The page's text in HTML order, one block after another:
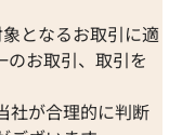
参考買取価格
297,000円
となるお取引に適
のお取引、取引を
社が合理的に判断